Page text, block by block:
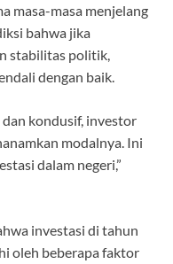
masa-masa menjelang
bahwa jika
stabilitas politik,
dengan baik.
kondusif, investor
modalnya. Ini
dalam negeri,”
investasi di tahun
oleh beberapa faktor